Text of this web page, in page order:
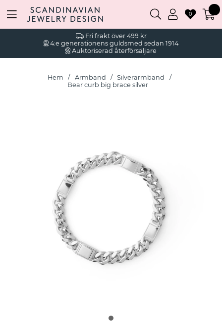
Fri frakt över 499 kr
4:e generationens guldsmed sedan 1914
Auktoriserad återförsäljare
0
Hem Armband
Silverarmband
Bear curb big brace silver